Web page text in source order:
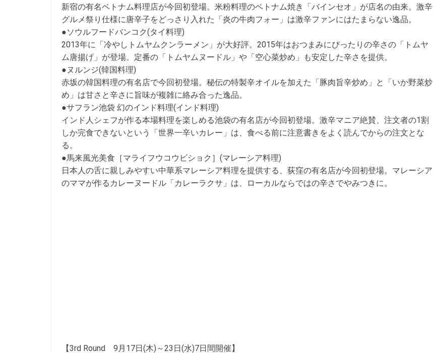
新宿の有名ベトナム料理店が今回初登場。米粉料理のベトナム焼き「バインセオ」が店名の由来。激辛
グルメ祭り仕様に唐辛子をどっさり入れた「炎の牛肉フォー」は激辛ファンにはたまらない逸品。
●ソウルフードバンコク(タイ料理)
2013年に「冷やしトムヤムクンラーメン」が大好評。2015年はおつまみにぴったりの辛さの「トムヤ
ム唐揚げ」が登場。定番の「トムヤムヌードル」や「空心菜炒め」も安定した辛さを提供。
●ヌルンジ(韓国料理)
赤坂の韓国料理の有名店で今回初登場。秘伝の特製辛オイルを加えた「豚肉旨辛炒め」と「いか野菜炒
め」は甘さと辛さに旨味が複雑に絡み合った逸品。
●サフラン池袋 幻のインド料理(インド料理)
インド人シェフが作る本場料理を楽しめる池袋の有名店が今回初登場。激辛マニア絶賛、注文者の1割
しか完食できないという「世界一辛いカレー」は、食べる前に注意書きをよく読んでからの注文とな
る。
●馬来風光美食［マライフウコウビショク］(マレーシア料理)
日本人の舌に親しみやすい中華系マレーシア料理を提供する、荻窪の有名店が今回初登場。マレーシア
のママが作るカレーヌードル「カレーラクサ」は、ローカルならではの辛さでやみつきに。
【3rd Round 9月17日(木)～23日(水)7日間開催】